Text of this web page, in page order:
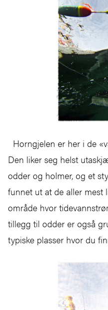
Horngjelen er her i de
Den liker seg helst
odder og holmer, og et
funnet ut at de aller mest
område hvor
tillegg til odder er også
typiske plasser hvor du